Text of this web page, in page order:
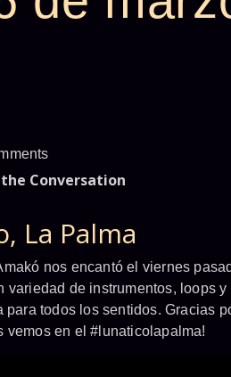
the Conversation
La Palma
nos encantó el viernes
variedad de instrumentos, loops
todos los sentidos. Gracias
vemos en el #lunaticolapalma!